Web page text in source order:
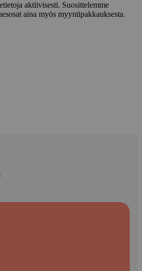
aktiivisesti. Suosittelemme
aina myös myyntipakkauksesta.